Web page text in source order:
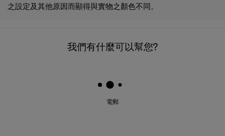
之設定及其他原因而顯得與實物之顏色不同。
我們有什麼可以幫您?
電郵